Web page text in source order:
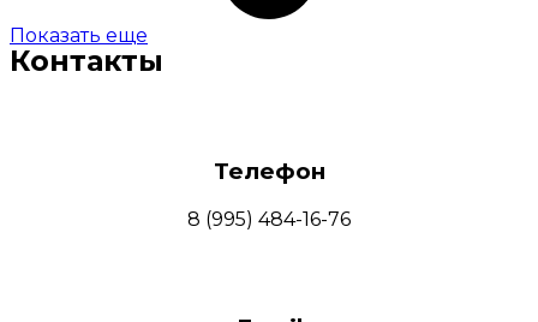
Показать еще
Контакты
Телефон
8 (995) 484-16-76